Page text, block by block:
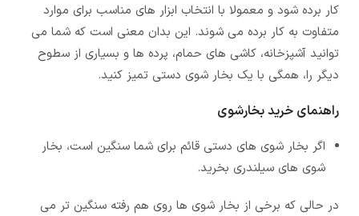
کار برده شود و معمولا با انتخاب ابزار های مناسب برای موارد
متفاوت به کار برده می شوند. این بدان معنی است که شما می
توانید آشپزخانه، کاشی های حمام، پرده ها و بسیاری از سطوح
دیگر را، همگی با یک بخار شوی دستی تمیز کنید.
راهنمای خرید بخارشوی
اگر بخار شوی های دستی قائم برای شما سنگین است، بخار
شوی های سیلندری بخرید.
در حالی که برخی از بخار شوی ها روی هم رفته سنگین تر می